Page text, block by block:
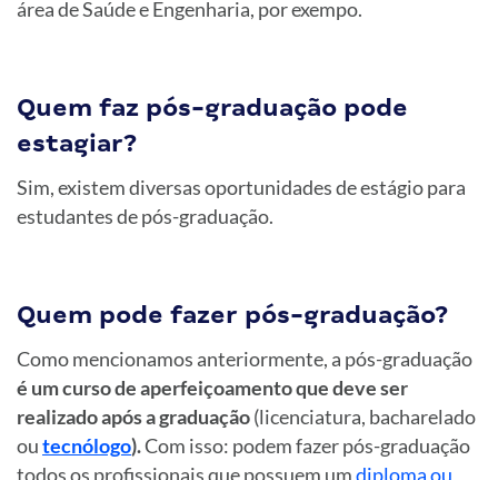
área de Saúde e Engenharia, por exempo.
Quem faz pós-graduação pode
estagiar?
Sim, existem diversas oportunidades de estágio para
estudantes de pós-graduação.
Quem pode fazer pós-graduação?
Como mencionamos anteriormente, a pós-graduação
é um curso de aperfeiçoamento que deve ser
realizado após a graduação(licenciatura, bacharelado
outecnólogo).Com isso: podem fazer pós-graduação
todos os profissionais que possuem umdiploma ou